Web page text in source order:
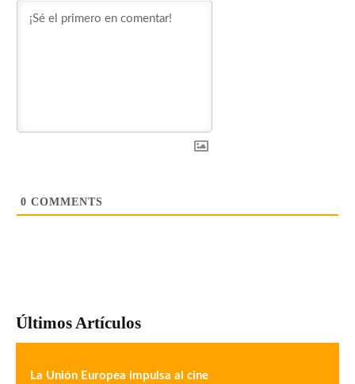
0 COMMENTS
Últimos Artículos
La Unión Europea impulsa al cine